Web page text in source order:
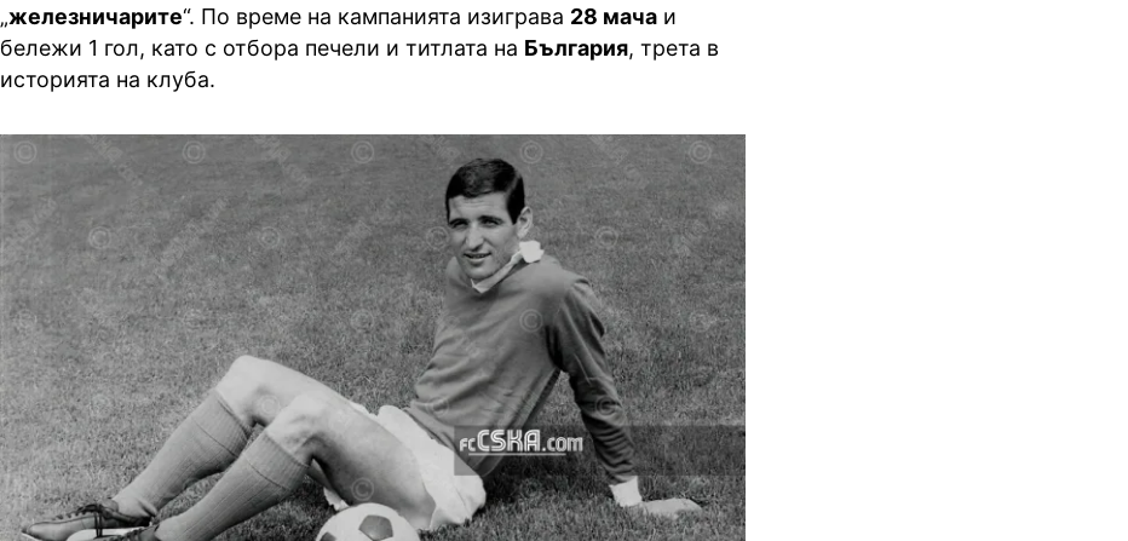
„железничарите“. По време на кампанията изиграва 28 мача и
бележи 1 гол, като с отбора печели и титлата на България, трета в
историята на клуба.